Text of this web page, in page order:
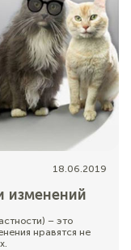
18.06.2019
изменений
– это
нравятся не